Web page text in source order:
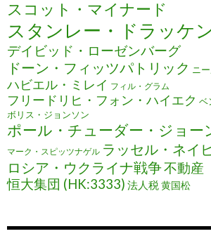
スコット・マイナード
スタンレー・ドラッケ
デイビッド・ローゼンバーグ
ドーン・フィッツパトリック ニ
ハビエル・ミレイ フィル・グラム
フリードリヒ・フォン・ハイエク ベ
ボリス・ジョンソン
ポール・チューダー・ジョー
マーク・スピッツナゲル ラッセル・ネイ
ロシア・ウクライナ戦争不動産
恒大集団 (HK:3333) 法人税黄国松